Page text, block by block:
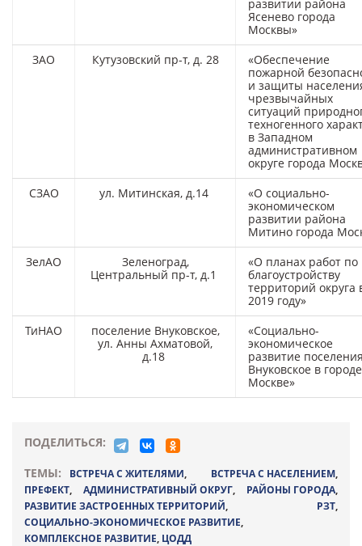
развитии района
Ясенево города
Москвы»
ЗАО
Кутузовский пр-т, д. 28
«Обеспечение
пожарной
и защиты
чрезвычайных
ситуаций
техногенного
в Западном
административном
округе города
СЗАО
ул. Митинская, д.14
«О социально-
экономическом
развитии района
Митино города
ЗелАО
Зеленоград,
Центральный пр-т, д.1
«О планах работ по
благоустройству
территорий округа
2019 году»
ТиНАО
поселение Внуковское,
ул. Анны Ахматовой,
д.18
«Социально-
экономическое
развитие
Внуковское в городе
Москве»
ПОДЕЛИТЬСЯ:
ТЕМЫ:
ВСТРЕЧА С ЖИТЕЛЯМИ, ВСТРЕЧА С НАСЕЛЕНИЕМ,
ПРЕФЕКТ, АДМИНИСТРАТИВНЫЙ ОКРУГ, РАЙОНЫ ГОРОДА,
РАЗВИТИЕ ЗАСТРОЕННЫХ ТЕРРИТОРИЙ, РЗТ,
СОЦИАЛЬНО-ЭКОНОМИЧЕСКОЕ РАЗВИТИЕ,
КОМПЛЕКСНОЕ РАЗВИТИЕ, ЦОДД